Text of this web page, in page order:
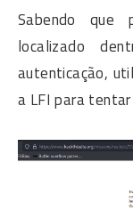
Sabendo que
localizado
autenticação,
a LFI para